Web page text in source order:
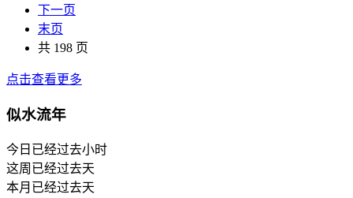
下一页
末页
共 198 页
点击查看更多
似水流年
今日已经过去小时
这周已经过去天
本月已经过去天